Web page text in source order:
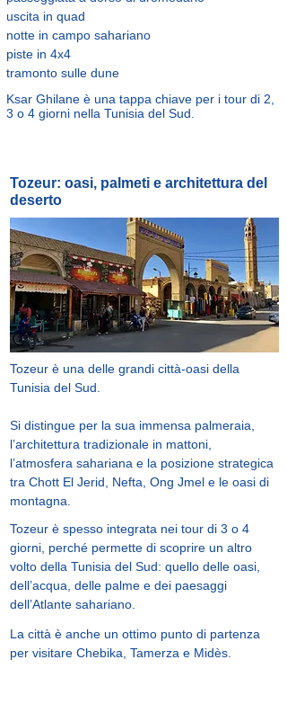
uscita in quad
notte in campo sahariano
piste in 4x4
tramonto sulle dune
Ksar Ghilane è una tappa chiave per i tour di 2,
3 o 4 giorni nella Tunisia del Sud.
Tozeur: oasi, palmeti e architettura del
deserto
Tozeur è una delle grandi città-oasi della
Tunisia del Sud.
Si distingue per la sua immensa palmeraia,
l’architettura tradizionale in mattoni,
l’atmosfera sahariana e la posizione strategica
tra Chott El Jerid, Nefta, Ong Jmel e le oasi di
montagna.
Tozeur è spesso integrata nei tour di 3 o 4
giorni, perché permette di scoprire un altro
volto della Tunisia del Sud: quello delle oasi,
dell’acqua, delle palme e dei paesaggi
dell’Atlante sahariano.
La città è anche un ottimo punto di partenza
per visitare Chebika, Tamerza e Midès.